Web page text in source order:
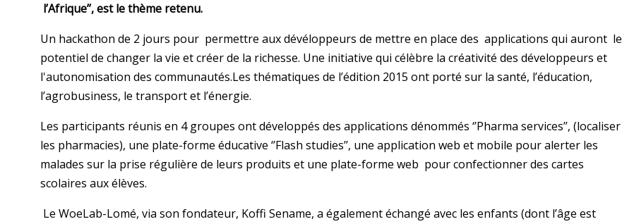
l’Afrique’’, est le thème retenu.
Un hackathon de 2 jours pour permettre aux dévéloppeurs de mettre en place des applications qui auront le
potentiel de changer la vie et créer de la richesse. Une initiative qui célèbre la créativité des développeurs et
l'autonomisation des communautés.Les thématiques de l’édition 2015 ont porté sur la santé, l’éducation,
l’agrobusiness, le transport et l’énergie.
Les participants réunis en 4 groupes ont développés des applications dénommés ‘’Pharma services’’, (localiser
les pharmacies), une plate-forme éducative ‘’Flash studies’’, une application web et mobile pour alerter les
malades sur la prise régulière de leurs produits et une plate-forme web pour confectionner des cartes
scolaires aux élèves.
Le WoeLab-Lomé, via son fondateur, Koffi Sename, a également échangé avec les enfants (dont l’âge est